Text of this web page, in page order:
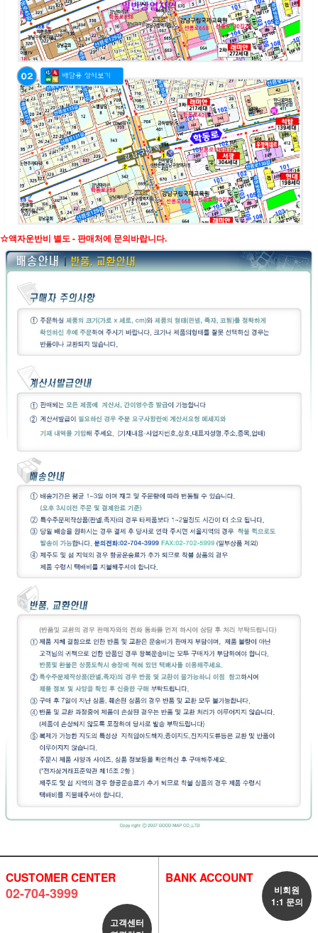
☆액자운반비 별도 - 판매처에 문의바랍니다.
CUSTOMER CENTER
02-704-3999
고객센터
BANK ACCOUNT
비회원
1:1 문의